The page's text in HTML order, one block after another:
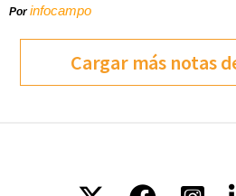
Porinfocampo
Cargar más notas